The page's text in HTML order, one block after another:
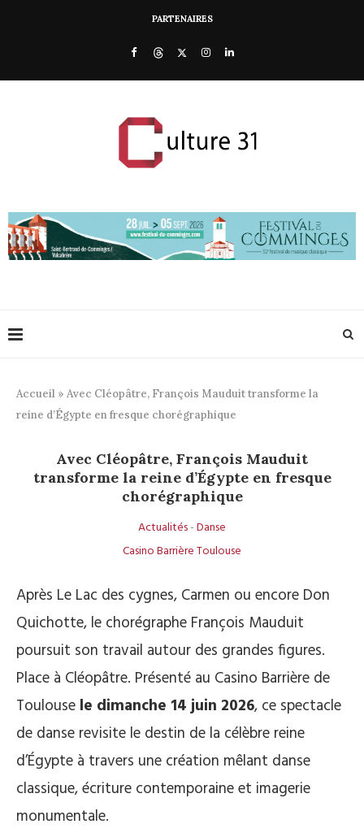
PARTENAIRES
Accueil » Avec Cléopâtre, François Mauduit transforme la
reine d’Égypte en fresque chorégraphique
Avec Cléopâtre, François Mauduit
transforme la reine d’Égypte en fresque
chorégraphique
Actualités-Danse
Casino Barrière Toulouse
Après Le Lac des cygnes, Carmen ou encore Don
Quichotte, le chorégraphe François Mauduit
poursuit son travail autour des grandes figures.
Place à Cléopâtre. Présenté au Casino Barrière de
Toulouse le dimanche 14 juin 2026, ce spectacle
de danse revisite le destin de la célèbre reine
d’Égypte à travers une création mêlant danse
classique, écriture contemporaine et imagerie
monumentale.